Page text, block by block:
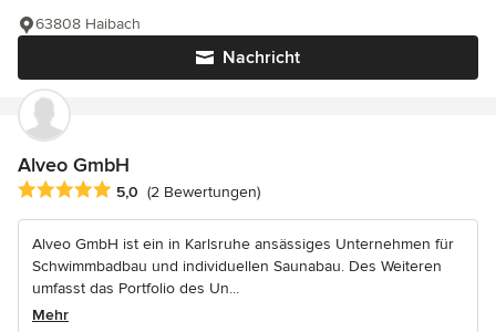
Nachricht
63808 Haibach
Alveo GmbH
Durchschnittliche Bewertung: 5 von 5 Sternen
5,0 (2 Bewertungen)
Alveo GmbH ist ein in Karlsruhe ansässiges Unternehmen für
Schwimmbadbau und individuellen Saunabau. Des Weiteren
umfasst das Portfolio des Un...
Mehr